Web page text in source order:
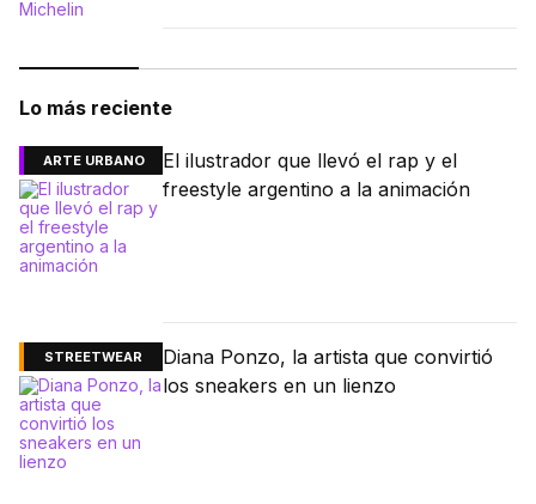
Lo más reciente
ARTE URBANO
El ilustrador que llevó el rap y el
freestyle argentino a la animación
STREETWEAR
Diana Ponzo, la artista que convirtió
los sneakers en un lienzo